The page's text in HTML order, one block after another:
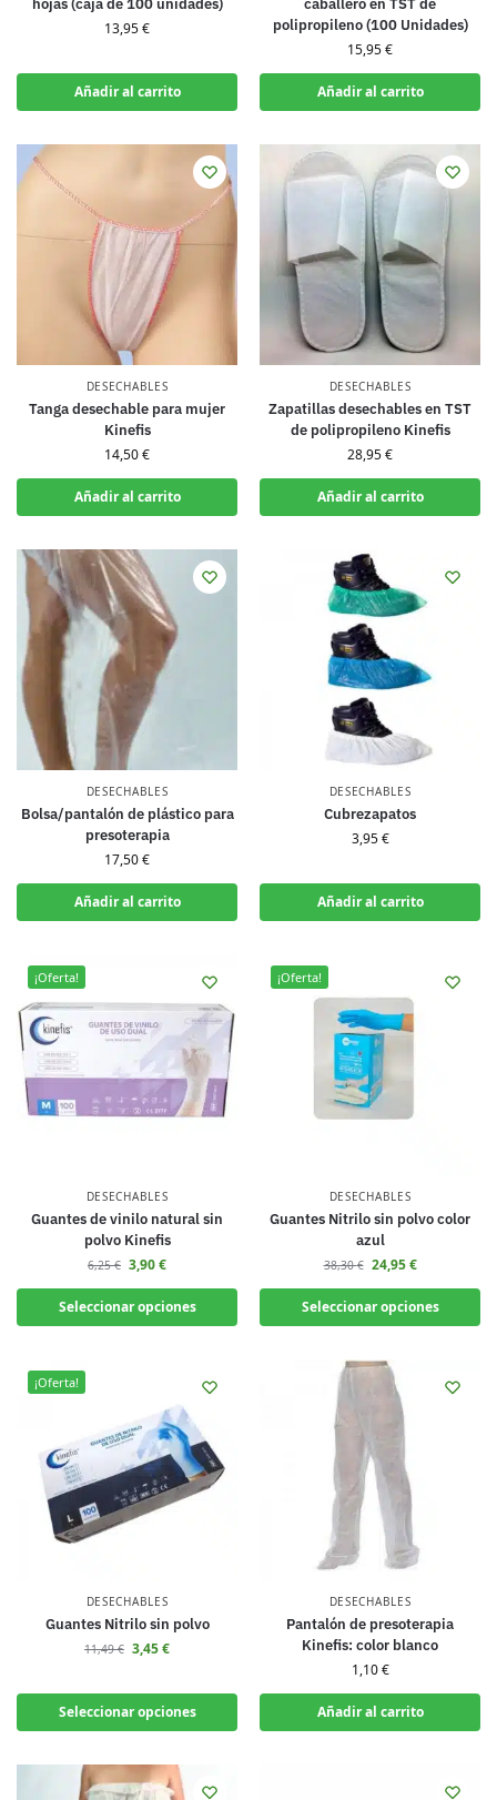
hojas (caja de 100 unidades)
13,95€
Añadir al carrito
caballero en TST de
polipropileno (100 Unidades)
15,95€
Añadir al carrito
DESECHABLES
Tanga desechable para mujer
Kinefis
14,50€
Añadir al carrito
DESECHABLES
Zapatillas desechables en TST
de polipropileno Kinefis
28,95€
Añadir al carrito
DESECHABLES
Bolsa/pantalón de plástico para
presoterapia
17,50€
Añadir al carrito
DESECHABLES
Cubrezapatos
3,95€
Añadir al carrito
¡Oferta!
DESECHABLES
Guantes de vinilo natural sin
polvo Kinefis
6,25€ 3,90€
Seleccionar opciones
¡Oferta!
DESECHABLES
Guantes Nitrilo sin polvo color
azul
38,30€ 24,95€
Seleccionar opciones
¡Oferta!
DESECHABLES
Guantes Nitrilo sin polvo
11,49€ 3,45€
Seleccionar opciones
DESECHABLES
Pantalón de presoterapia
Kinefis: color blanco
1,10€
Añadir al carrito